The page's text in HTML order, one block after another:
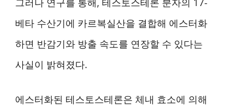
베타 수산기에 카르복실산을 결합해 에스터화
하면 반감기와 방출 속도를 연장할 수 있다는
사실이 밝혀졌다.
에스터화된 테스토스테론은 체내 효소에 의해